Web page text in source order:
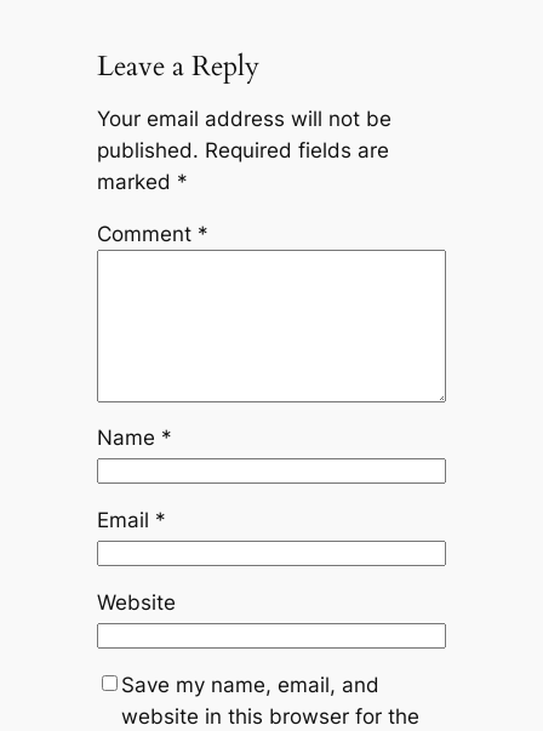
Leave a Reply
Your email address will not be
published. Required fields are
marked *
Comment *
Name *
Email *
Website
Save my name, email, and
website in this browser for the